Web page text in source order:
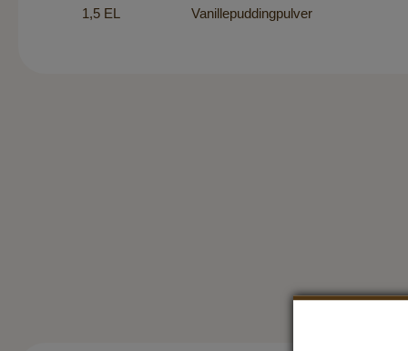
1,5 EL
Vanillepuddingpulver